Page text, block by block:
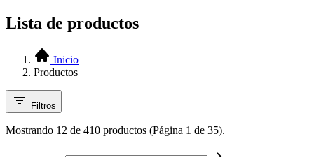
Lista de productos
Inicio
Productos
Filtros
Mostrando 12 de 410 productos (Página 1 de 35).